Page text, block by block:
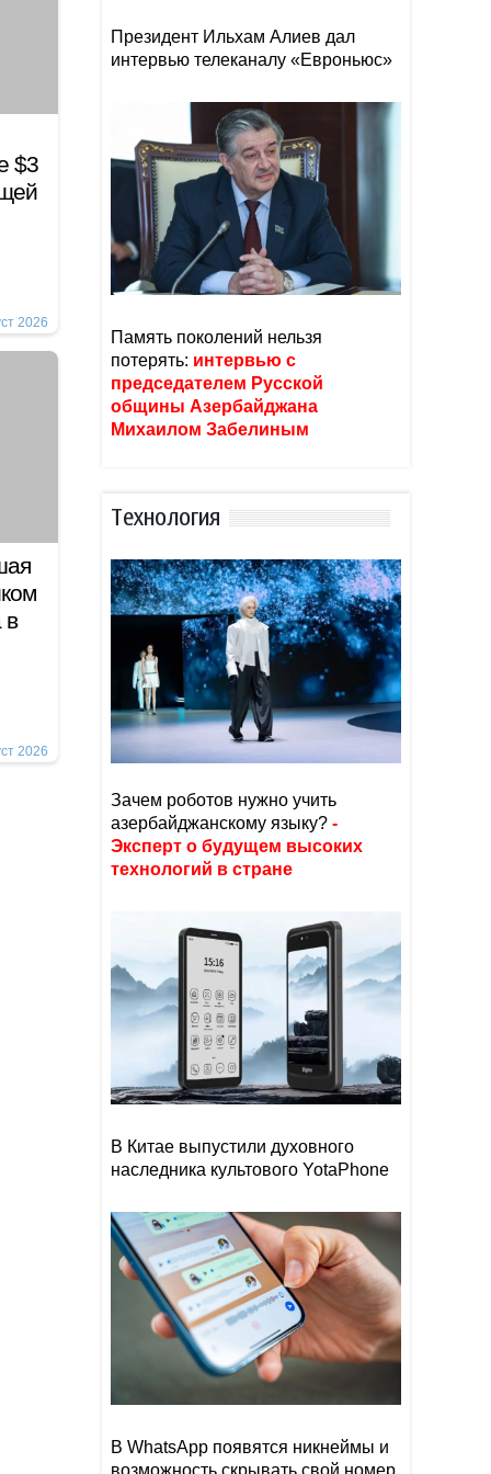
$3
2026
в
2026
Президент Ильхам Алиев дал
интервью телеканалу «Евроньюс»
Память поколений нельзя
потерять: интервью с
председателем Русской
общины Азербайджана
Михаилом Забелиным
Тexнoлoгия
Зачем роботов нужно учить
азербайджанскому языку? -
Эксперт о будущем высоких
технологий в стране
В Китае выпустили духовного
наследника культового YotaPhone
В WhatsApp появятся никнеймы и
возможность скрывать свой номер